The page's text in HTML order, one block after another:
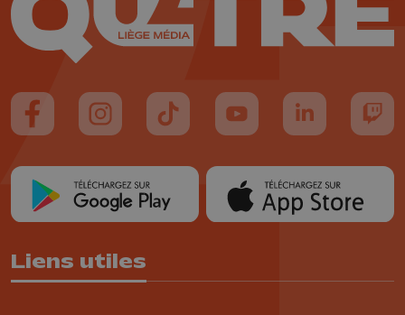
Suivez-nous sur FaceBook
Suivez-nous sur Instagram
Suivez-nous sur TikTok
Suivez-nous sur YouTube
Suivez-nous
Liens utiles